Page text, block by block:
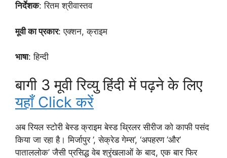
निर्देशक: रितम श्रीवास्तव
मूवी का प्रकार: एक्शन, क्राइम
भाषा: हिन्दी
बागी 3 मूवी रिव्यु हिंदी में पढ़ने के लिए
यहाँ Click करें
अब रियल स्टोरी बेस्ड क्राइम बेस्ड थ्रिलर सीरीज को काफी पसंद
किया जा रहा है। मिर्जापुर ’, सेक्रेड गेम्स’, ‘अपहरण ’और’
पाताललोक’ जैसी प्रसिद्ध वेब श्रृंखलाओं के बाद, एक बार फिर